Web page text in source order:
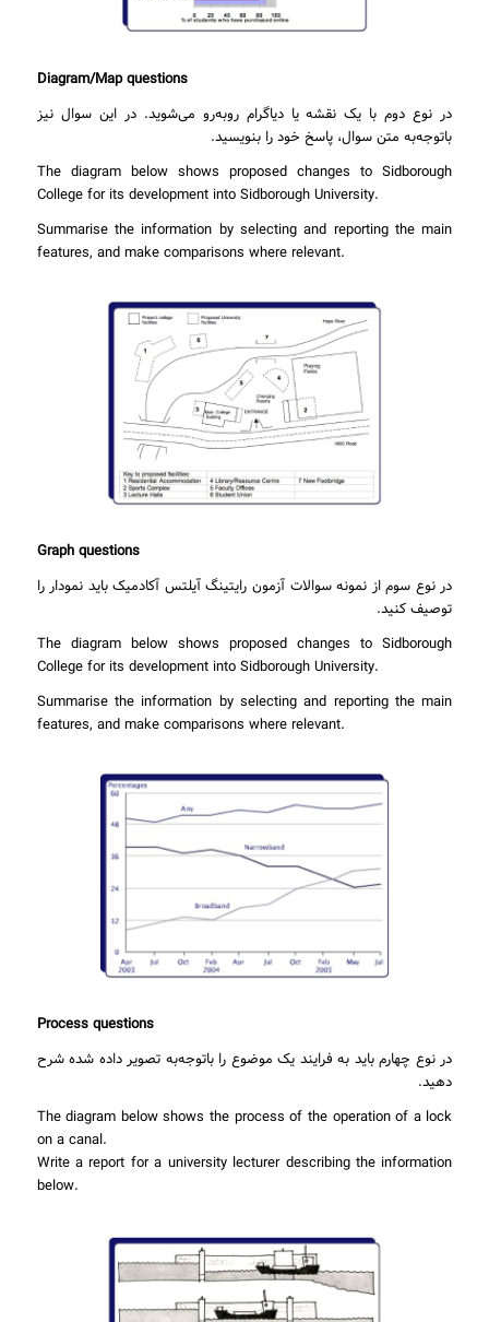
Diagram/Map questions
در نوع دوم با یک نقشه یا دیاگرام روبه‌رو می‌شوید. در این سوال نیز
باتوجه‌به متن سوال، پاسخ خود را بنویسید.
The diagram below shows proposed changes to Sidborough
College for its development into Sidborough University.
Summarise the information by selecting and reporting the main
features, and make comparisons where relevant.
Graph questions
در نوع سوم از نمونه سوالات آزمون رایتینگ آیلتس آکادمیک باید نمودار را
توصیف کنید.
The diagram below shows proposed changes to Sidborough
College for its development into Sidborough University.
Summarise the information by selecting and reporting the main
features, and make comparisons where relevant.
Process questions
در نوع چهارم باید به فرایند یک موضوع را باتوجه‌به تصویر داده شده شرح
دهید.
The diagram below shows the process of the operation of a lock
on a canal.
Write a report for a university lecturer describing the information
below.